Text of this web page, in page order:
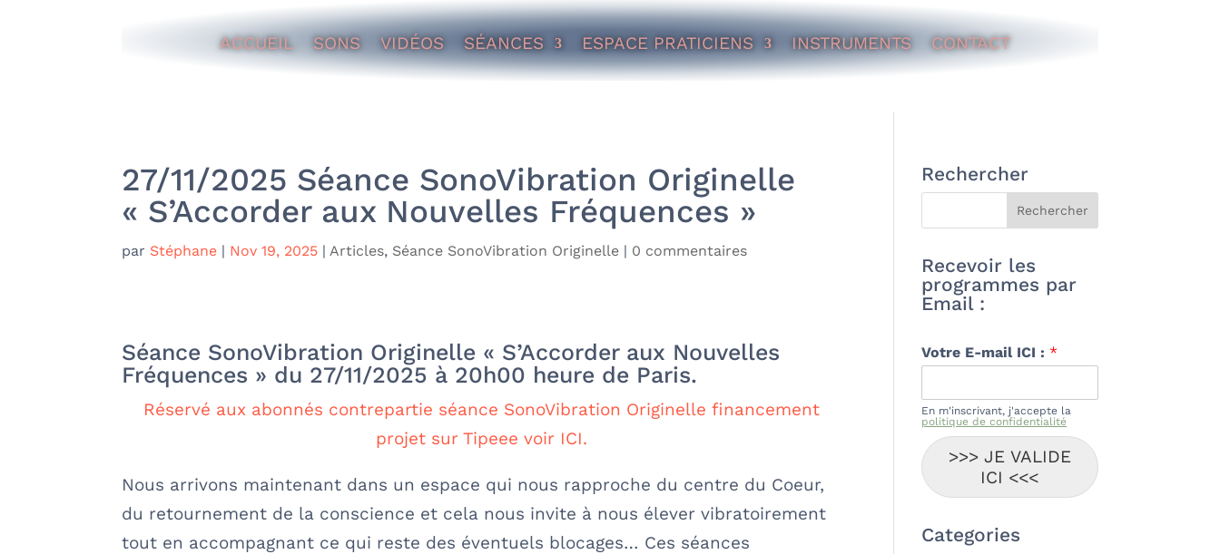
ACCUEIL SONS VIDÉOS SÉANCES ESPACE PRATICIENS INSTRUMENTS CONTACT
27/11/2025 Séance SonoVibration Originelle
« S’Accorder aux Nouvelles Fréquences »
par Stéphane | Nov 19, 2025 |Articles, Séance SonoVibration Originelle | 0 commentaires
Séance SonoVibration Originelle « S’Accorder aux Nouvelles
Fréquences » du 27/11/2025 à 20h00 heure de Paris.
Réservé aux abonnés contrepartie séance SonoVibration Originelle financement
projet sur Tipeee voir ICI.
Nous arrivons maintenant dans un espace qui nous rapproche du centre du Coeur,
du retournement de la conscience et cela nous invite à nous élever vibratoirement
tout en accompagnant ce qui reste des éventuels blocages… Ces séances
Rechercher
Recevoir les
programmes par
Email :
Votre E-mail ICI : *
En m'inscrivant, j'accepte la
politique de confidentialité
>>> JE VALIDE
ICI <<<
Categories